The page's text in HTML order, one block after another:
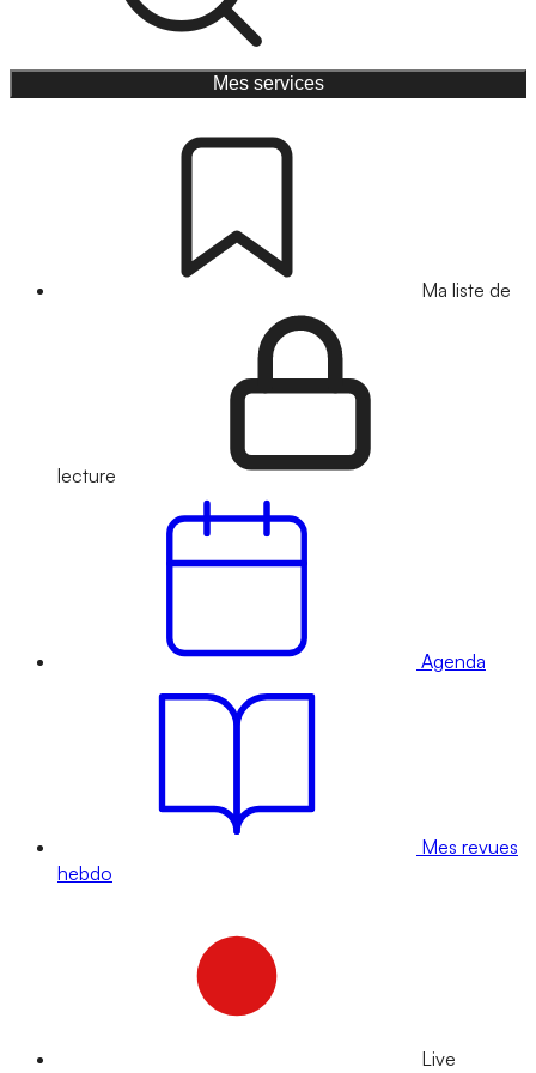
Mes services
Ma liste de
lecture
Agenda
Mes revues
hebdo
Live